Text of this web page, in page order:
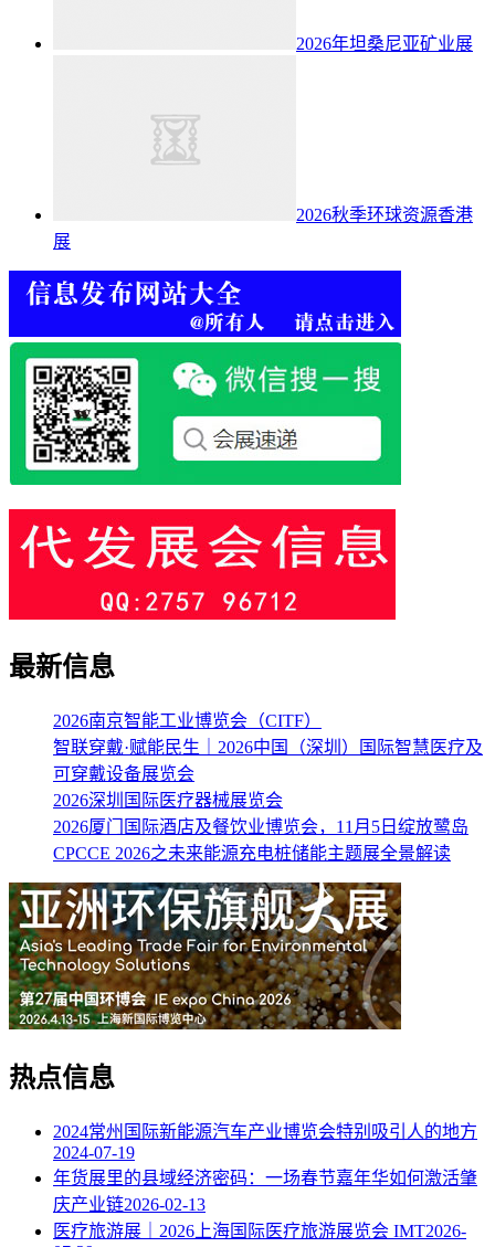
2026年坦桑尼亚矿业展
2026秋季环球资源香港
展
最新信息
2026南京智能工业博览会（CITF）
智联穿戴·赋能民生｜2026中国（深圳）国际智慧医疗及
可穿戴设备展览会
2026深圳国际医疗器械展览会
2026厦门国际酒店及餐饮业博览会，11月5日绽放鹭岛
CPCCE 2026之未来能源充电桩储能主题展全景解读
热点信息
2024常州国际新能源汽车产业博览会特别吸引人的地方
2024-07-19
年货展里的县域经济密码：一场春节嘉年华如何激活肇
庆产业链2026-02-13
医疗旅游展｜2026上海国际医疗旅游展览会 IMT2026-